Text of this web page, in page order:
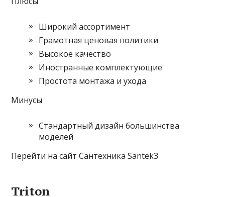
Широкий ассортимент
Грамотная ценовая политики
Высокое качество
Иностранные комплектующие
Простота монтажа и ухода
Минусы
Стандартный дизайн большинства
моделей
Перейти на сайт Сантехника Santek3
Triton